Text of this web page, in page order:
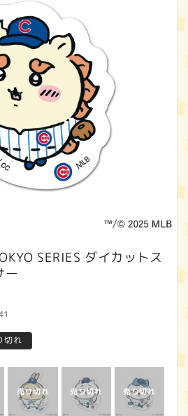
SERIES ダイカットス
ー
切れ